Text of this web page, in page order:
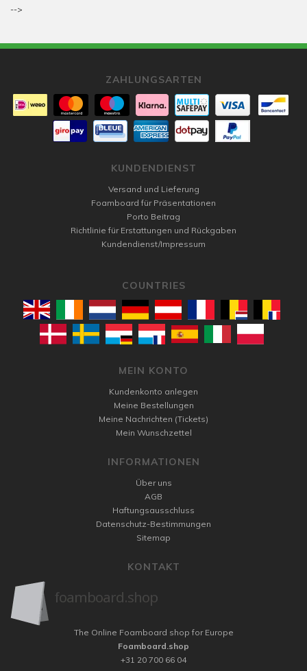
-->
ZAHLUNGSARTEN
KUNDENDIENST
Versand und Lieferung
Foamboard für Präsentationen
Porto Beitrag
Richtlinie für Erstattungen und Rückgaben
Kundendienst/Impressum
COUNTRIES
MEIN KONTO
Kundenkonto anlegen
Meine Bestellungen
Meine Nachrichten (Tickets)
Mein Wunschzettel
INFORMATIONEN
Über uns
AGB
Haftungsausschluss
Datenschutz-Bestimmungen
Sitemap
KONTAKT
The Online Foamboard shop for Europe
Foamboard.shop
+31 20 700 66 04